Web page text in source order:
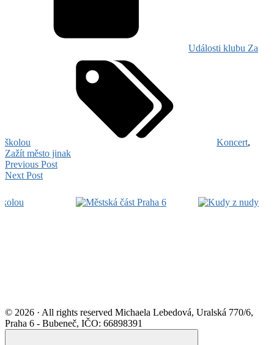
Události klubu Za
školou Koncert,
Zažít město jinak
Navigace
pro
příspěvek
Previous PostZažít
Next PostPoezie
Motýl
22.
9.
Footer
© 2026 · All rights reserved Michaela Lebedová, Uralská 770/6,
Praha 6 - Bubeneč, IČO: 66898391